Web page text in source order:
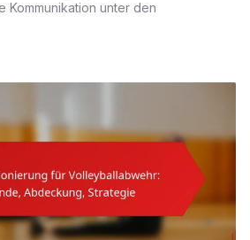
Kommunikation unter den